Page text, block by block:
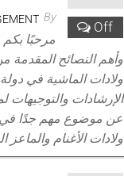
Off
By
مرحبًا
وأهم النصائح
ولادات الماشية في
الإرشادات
عن موضوع مهم جدًا في
ولادات الأغنام والماعز